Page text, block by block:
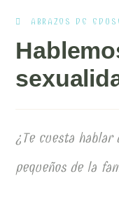
ABRAZOS DE
¿Te cuesta hablar
pequeños de la